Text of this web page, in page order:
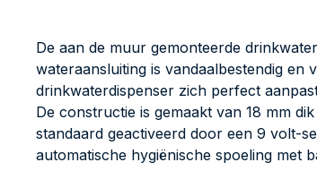
De aan de muur gemonteerde
wateraansluiting is vandaalbestendig
drinkwaterdispenser zich perfect
De constructie is gemaakt van 18 mm
standaard geactiveerd door een 9 volt-
automatische hygiënische spoeling met